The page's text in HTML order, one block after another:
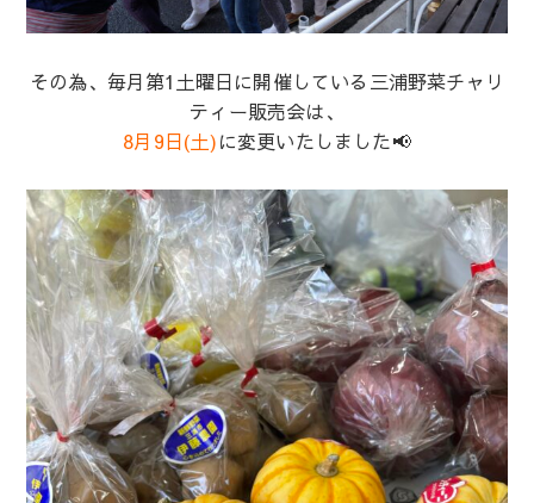
その為、毎月第1土曜日に開催している三浦野菜チャリ
ティー販売会は、
8月9日(土)に変更いたしました📢